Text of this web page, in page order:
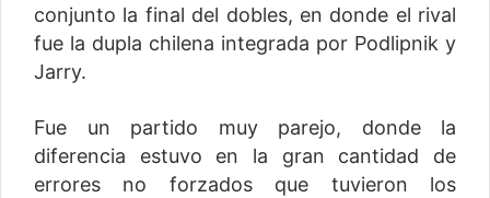
conjunto la final del dobles, en donde el rival
fue la dupla chilena integrada por Podlipnik y
Jarry.
Fue un partido muy parejo, donde la
diferencia estuvo en la gran cantidad de
errores no forzados que tuvieron los